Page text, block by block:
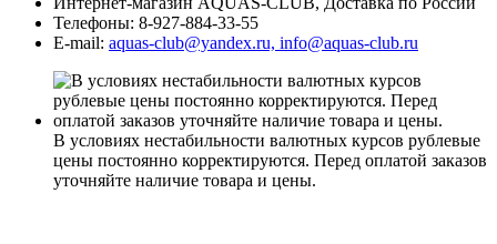
Телефоны: 8-927-884-33-55
E-mail: aquas-club@yandex.ru, info@aquas-club.ru
В условиях нестабильности валютных курсов рублевые
цены постоянно корректируются. Перед оплатой заказов
уточняйте наличие товара и цены.